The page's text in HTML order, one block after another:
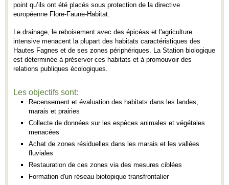
point qu’ils ont été placés sous protection de la directive
européenne Flore-Faune-Habitat.
Le drainage, le reboisement avec des épicéas et l'agriculture
intensive menacent la plupart des habitats caractéristiques des
Hautes Fagnes et de ses zones périphériques. La Station biologique
est déterminée à préserver ces habitats et à promouvoir des
relations publiques écologiques.
Les objectifs sont:
Recensement et évaluation des habitats dans les landes,
marais et prairies
Collecte de données sur les espèces animales et végétales
menacées
Achat de zones résiduelles dans les marais et les vallées
fluviales
Restauration de ces zones via des mesures ciblées
Formation d'un réseau biotopique transfrontalier